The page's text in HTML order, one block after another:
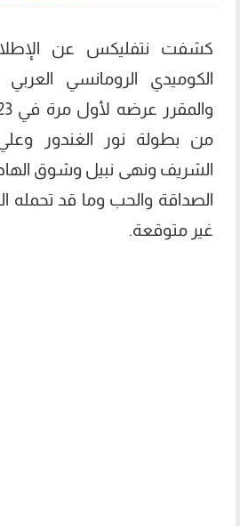
كشفت نتفليكس عن
الكوميدي الرومانسي
من بطولة نور الغندور
الشريف ونهى نبيل وشوق
الصداقة والحب وما قد تحمله
غير متوقعة.